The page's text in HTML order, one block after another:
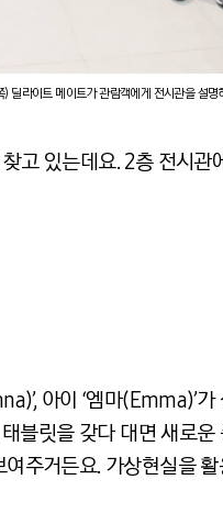
딜라이트 메이트가 관람객에게 전시관을 설명
고 있는데요. 2층 전시
아이 ‘엠마(Emma)’
블릿을 갖다 대면 새로
주거든요. 가상현실을